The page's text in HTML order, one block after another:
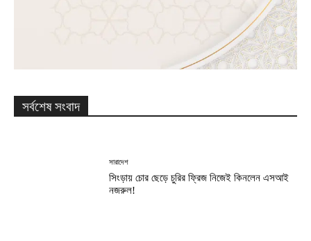
সর্বশেষ সংবাদ
সারাদেশ
সিংড়ায় চোর ছেড়ে চুরির ফ্রিজ নিজেই কিনলেন এসআই
নজরুল!